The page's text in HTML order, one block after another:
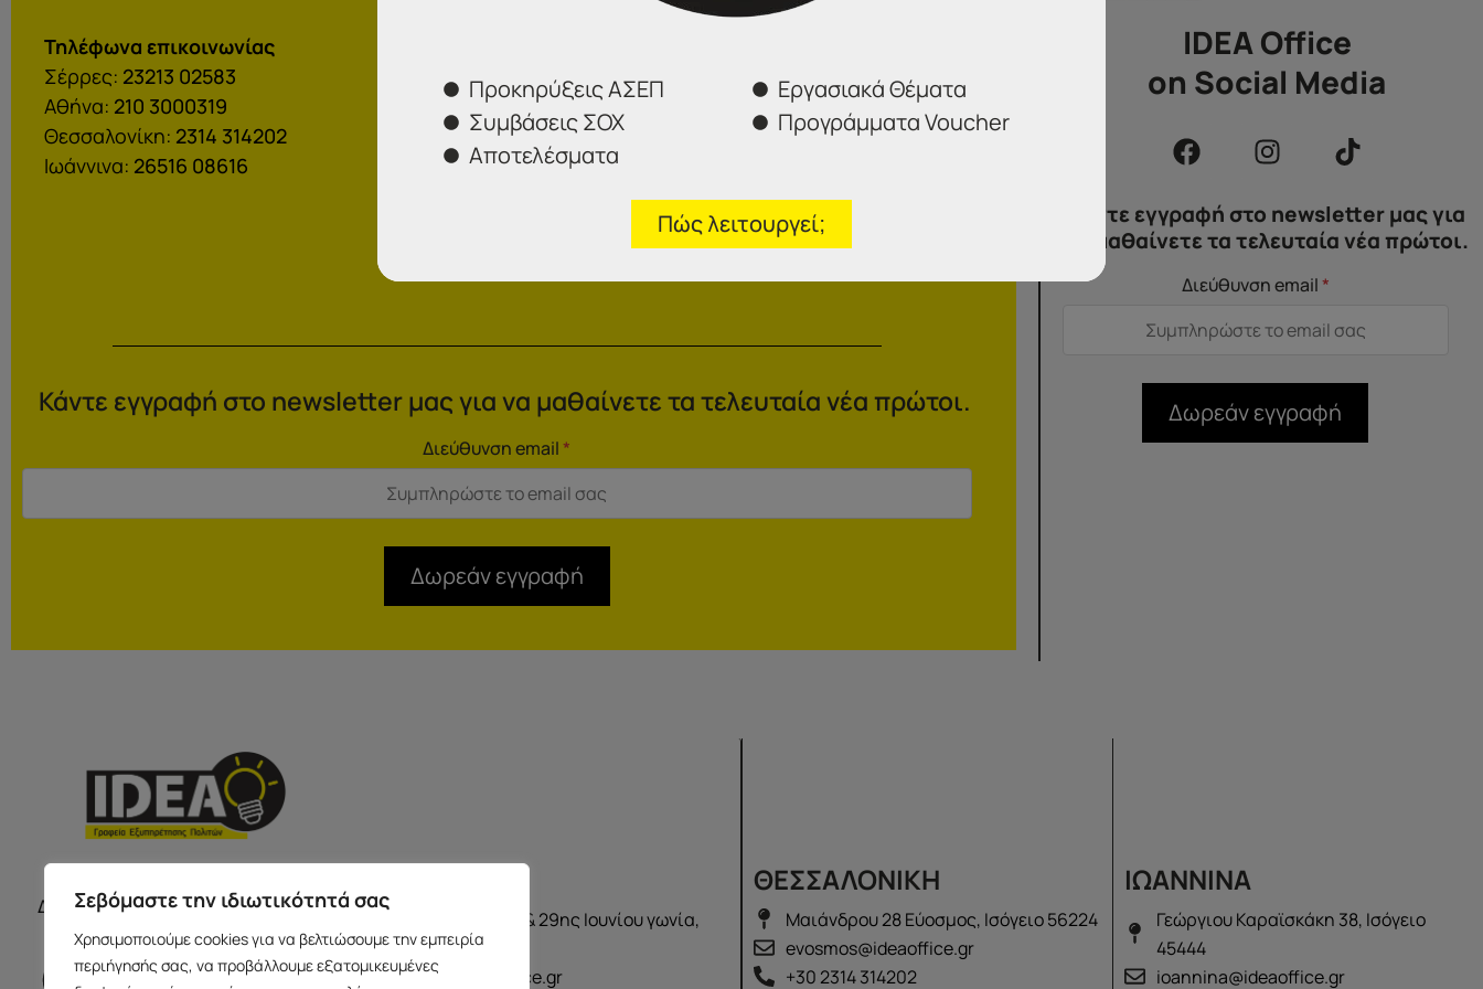
Σεβόμαστε την ιδιωτικότητά σας
Χρησιμοποιούμε cookies για να βελτιώσουμε την εμπειρία
περιήγησής σας, να προβάλλουμε εξατομικευμένες
Τηλέφωνα επικοινωνίας
Σέρρες: 23213 02583
Αθήνα: 210 3000319
Θεσσαλονίκη: 2314 314202
Ιωάννινα: 26516 08616
Επιλέξτε το γραφείο που σας ενδιαφέρει
Κάντε εγγραφή στο newsletter μας για να μαθαίνετε τα τελευταία νέα πρώτοι.
Διεύθυνση email*
Δωρεάν εγγραφή
IDEA Office
on Social Media
Κάντε εγγραφή στο newsletter μας για
να μαθαίνετε τα τελευταία νέα πρώτοι.
Διεύθυνση email*
Δωρεάν εγγραφή
Δευτέρα με Παρασκευή 09:00-17:00
Παύλου Μελά & 29ης Ιουνίου γωνία,
Ισόγειο 62100
info@ideaoffice.gr
ΘΕΣΣΑΛΟΝΙΚΗ
Μαιάνδρου 28 Εύοσμος, Ισόγειο 56224
evosmos@ideaoffice.gr
+30 2314 314202
ΙΩΑΝΝΙΝΑ
Γεώργιου Καραϊσκάκη 38, Ισόγειο
45444
ioannina@ideaoffice.gr
Προκηρύξεις ΑΣΕΠ
Συμβάσεις ΣΟΧ
Αποτελέσματα
Εργασιακά Θέματα
Προγράμματα Voucher
Πώς λειτουργεί;